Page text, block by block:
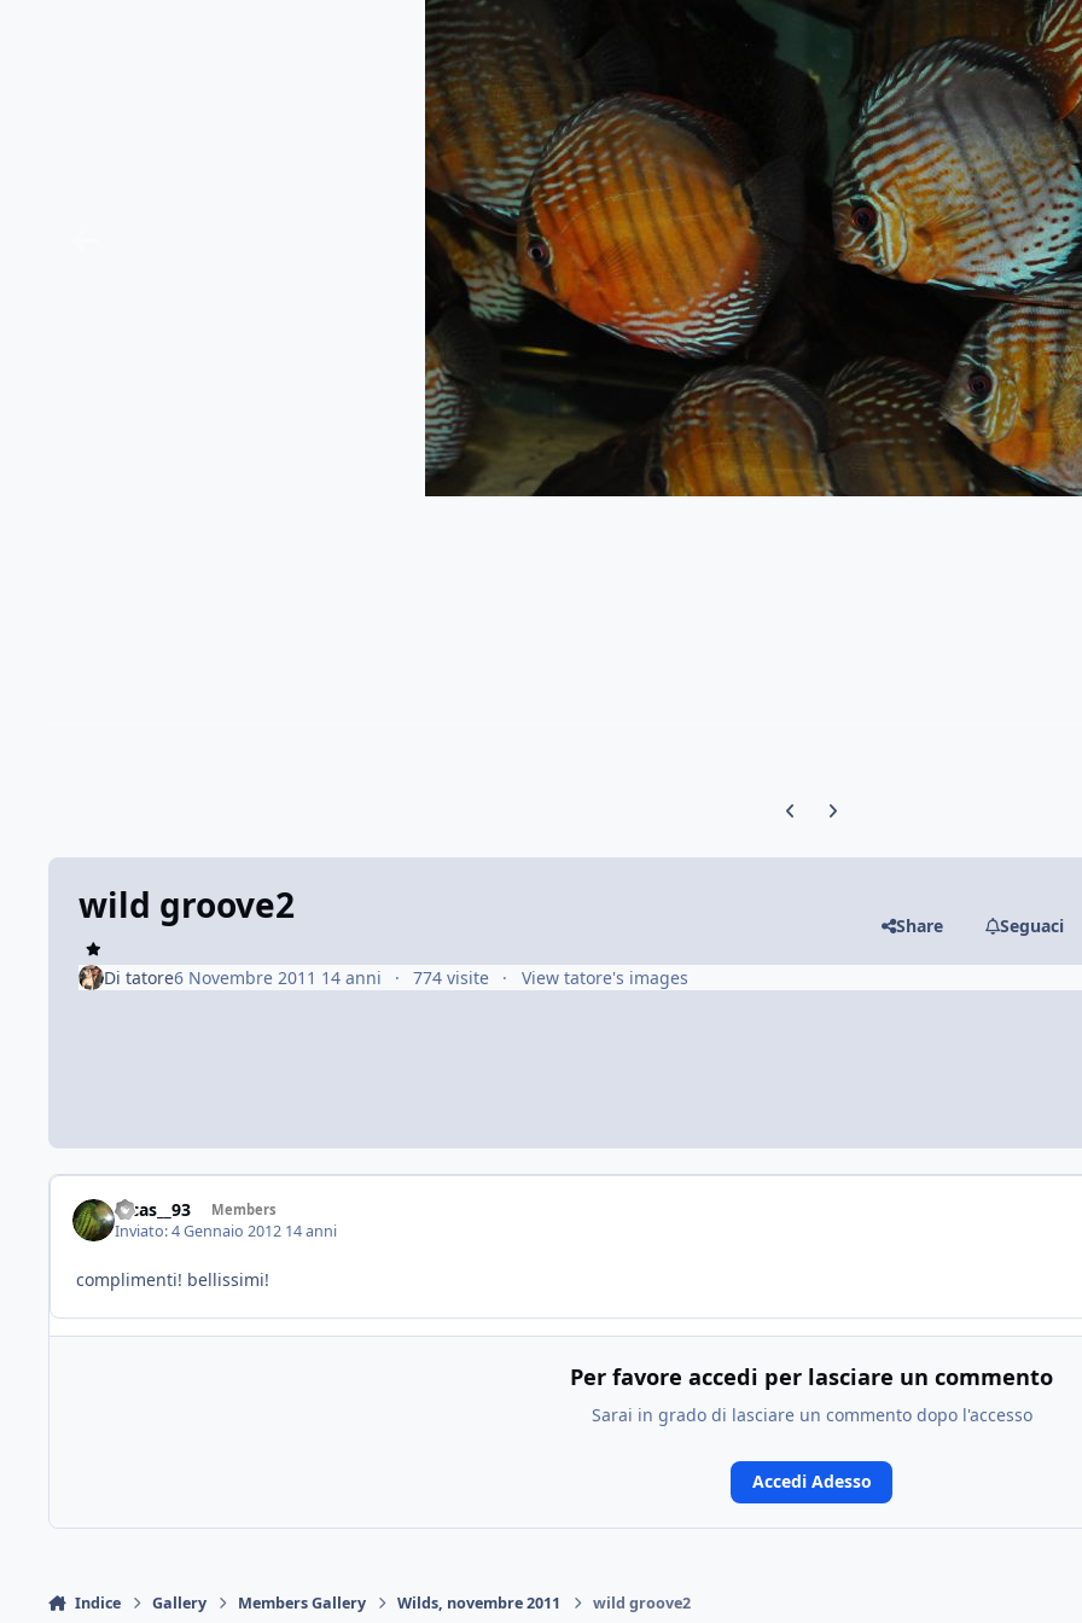
Previous carousel slide
Next carousel slide
wild groove2 Share Seguaci
Di tatore6 Novembre 2011 14 anni 774 visite View tatore's images
lucas__93 Members
Inviato:4 Gennaio 2012 14 anni
complimenti! bellissimi!
Per favore accedi per lasciare un commento
Sarai in grado di lasciare un commento dopo l'accesso
Accedi Adesso
Indice Gallery Members Gallery Wilds, novembre 2011 wild groove2